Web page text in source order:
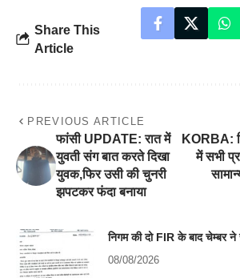
Share This
Article
PREVIOUS ARTICLE
फांसी UPDATE: रात में
युवती संग बात करते दिखा
युवक,फिर उसी की चुनरी
झपटकर फंदा बनाया
KORBA:
में सभी
निगम की दो FIR के बाद चेम्बर ने
08/08/2026